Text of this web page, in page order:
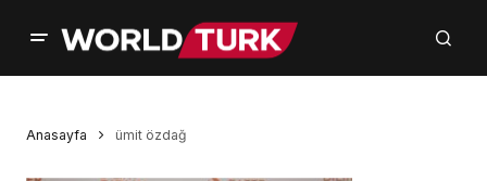
Anasayfa ümit özdağ